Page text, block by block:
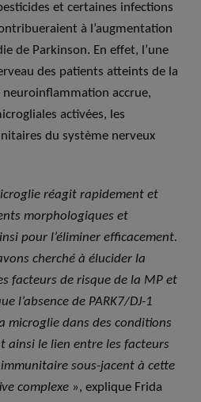
et certaines infections
à l’augmentation
de Parkinson. En effet, l’une
des patients atteints de la
neuroinflammation accrue,
activées, les
du système nerveux
réagit rapidement et
morphologiques et
pour l’éliminer efficacement.
cherché à élucider la
facteurs de risque de la MP et
l’absence de PARK7/DJ-1
microglie dans des conditions
ainsi le lien entre les facteurs
sous-jacent à cette
complexe », explique Frida